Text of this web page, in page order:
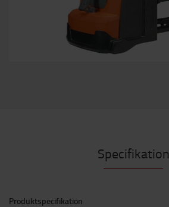
Specifikation
Produktspecifikation